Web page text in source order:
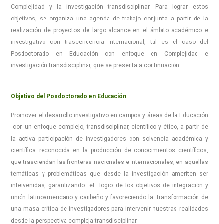
Complejidad y la investigación transdisciplinar. Para lograr estos
objetivos, se organiza una agenda de trabajo conjunta a partir de la
realización de proyectos de largo alcance en el ámbito académico e
investigativo con trascendencia internacional, tal es el caso del
Posdoctorado en Educación con enfoque en Complejidad e
investigación transdisciplinar, que se presenta a continuación.
Objetivo del Posdoctorado en Educación
Promover el desarrollo investigativo en campos y áreas de la Educación
con un enfoque complejo, transdisciplinar, científico y ético, a partir de
la activa participación de investigadores con solvencia académica y
científica reconocida en la producción de conocimientos científicos,
que trasciendan las fronteras nacionales e internacionales, en aquellas
temáticas y problemáticas que desde la investigación ameriten ser
intervenidas, garantizando el logro de los objetivos de integración y
unión latinoamericano y caribeño y favoreciendo la transformación de
una masa crítica de investigadores para intervenir nuestras realidades
desde la perspectiva compleja transdisciplinar.